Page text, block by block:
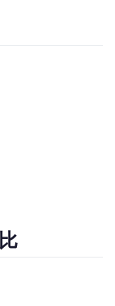
3000-5000元，时
。海运成本仅为